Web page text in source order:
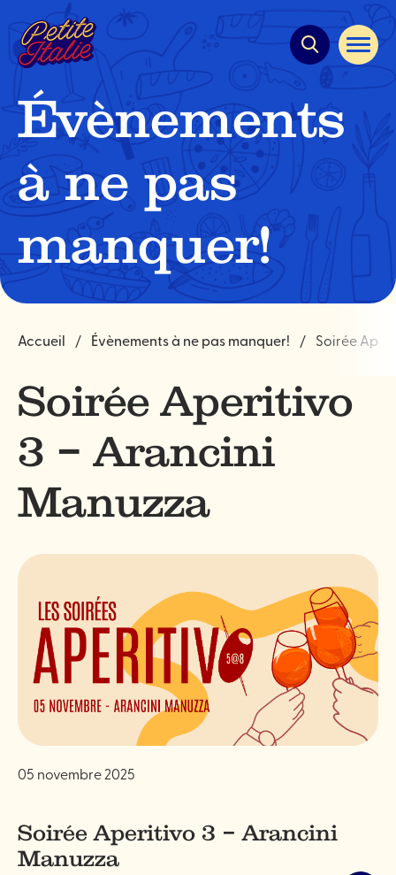
Navigation
rapide
Ouvrir
la
du
Évènements
à ne pas
manquer!
Accueil Évènements à ne pas manquer! Soirée
Soirée Aperitivo
3 – Arancini
Manuzza
05 novembre 2025
Soirée Aperitivo 3 – Arancini
Manuzza